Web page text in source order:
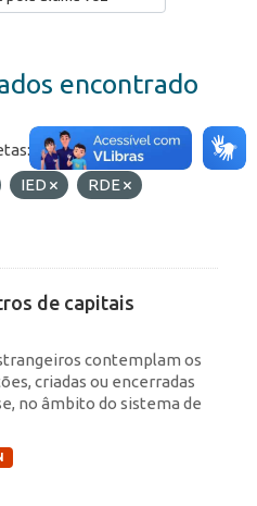
encontrado
Portfólio
IED RDE
de capitais
contemplam os
criadas ou encerradas
no âmbito do sistema de